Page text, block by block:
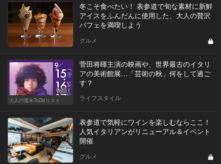
冬こそ食べたい！ 表参道で旬な素材に新鮮
アイスをふんだんに使用した、大人の贅沢
パフェを満喫しよう
グルメ
Vol.11
大人の週末ToDoリスト
菅田将暉主演の映画や、世界最古のイタリ
アの美術館展…「芸術の秋」何をして過ご
す？
ライフスタイル
表参道で気軽にワインを楽しむならここ！
人気イタリアンがリニューアル＆イベント
開催
グルメ